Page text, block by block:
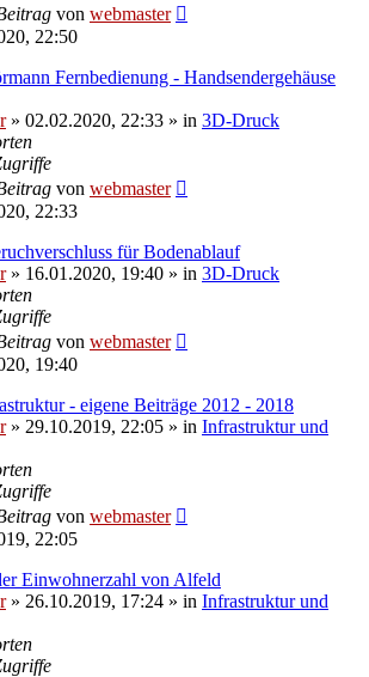
von webmaster
22:50
Fernbedienung - Handsendergehäuse
» 02.02.2020, 22:33 » in 3D-Druck
von webmaster
22:33
für Bodenablauf
» 16.01.2020, 19:40 » in 3D-Druck
von webmaster
19:40
- eigene Beiträge 2012 - 2018
» 29.10.2019, 22:05 » in Infrastruktur und
von webmaster
22:05
Einwohnerzahl von Alfeld
» 26.10.2019, 17:24 » in Infrastruktur und